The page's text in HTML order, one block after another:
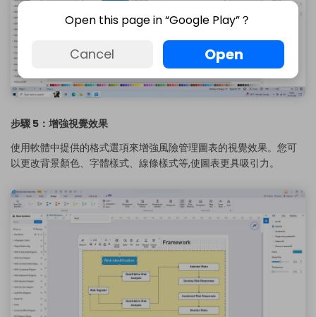
步驟 5：增強視覺效果
使用軟體中提供的格式選項來增強風險管理圖表的視覺效果。您可
以更改背景顏色、字體樣式、線條樣式等,使圖表更具吸引力。
Open this page in “Google Play”？
Cancel Open